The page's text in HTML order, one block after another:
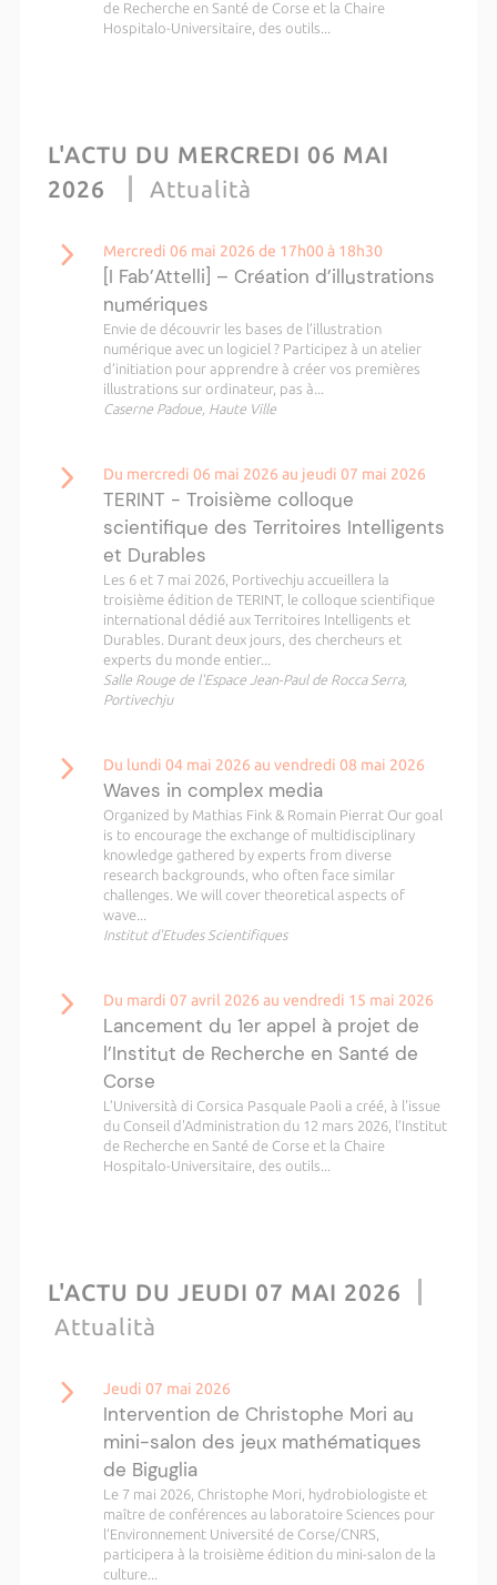
de Recherche en Santé de Corse et la Chaire
Hospitalo-Universitaire, des outils...
L'ACTU DU MERCREDI 06 MAI
2026
Attualità
Mercredi 06 mai 2026 de 17h00 à 18h30
[I Fab’Attelli] – Création d’illustrations
numériques
Envie de découvrir les bases de l’illustration
numérique avec un logiciel ? Participez à un atelier
d’initiation pour apprendre à créer vos premières
illustrations sur ordinateur, pas à...
Caserne Padoue, Haute Ville
Du mercredi 06 mai 2026 au jeudi 07 mai 2026
TERINT - Troisième colloque
scientifique des Territoires Intelligents
et Durables
Les 6 et 7 mai 2026, Portivechju accueillera la
troisième édition de TERINT, le colloque scientifique
international dédié aux Territoires Intelligents et
Durables. Durant deux jours, des chercheurs et
experts du monde entier...
Salle Rouge de l'Espace Jean-Paul de Rocca Serra,
Portivechju
Du lundi 04 mai 2026 au vendredi 08 mai 2026
Waves in complex media
Organized by Mathias Fink & Romain Pierrat Our goal
is to encourage the exchange of multidisciplinary
knowledge gathered by experts from diverse
research backgrounds, who often face similar
challenges. We will cover theoretical aspects of
wave...
Institut d'Etudes Scientifiques
Du mardi 07 avril 2026 au vendredi 15 mai 2026
Lancement du 1er appel à projet de
l’Institut de Recherche en Santé de
Corse
L’Università di Corsica Pasquale Paoli a créé, à l'issue
du Conseil d'Administration du 12 mars 2026, l’Institut
de Recherche en Santé de Corse et la Chaire
Hospitalo-Universitaire, des outils...
L'ACTU DU JEUDI 07 MAI 2026
Attualità
Jeudi 07 mai 2026
Intervention de Christophe Mori au
mini-salon des jeux mathématiques
de Biguglia
Le 7 mai 2026, Christophe Mori, hydrobiologiste et
maître de conférences au laboratoire Sciences pour
l’Environnement Université de Corse/CNRS,
participera à la troisième édition du mini-salon de la
culture...